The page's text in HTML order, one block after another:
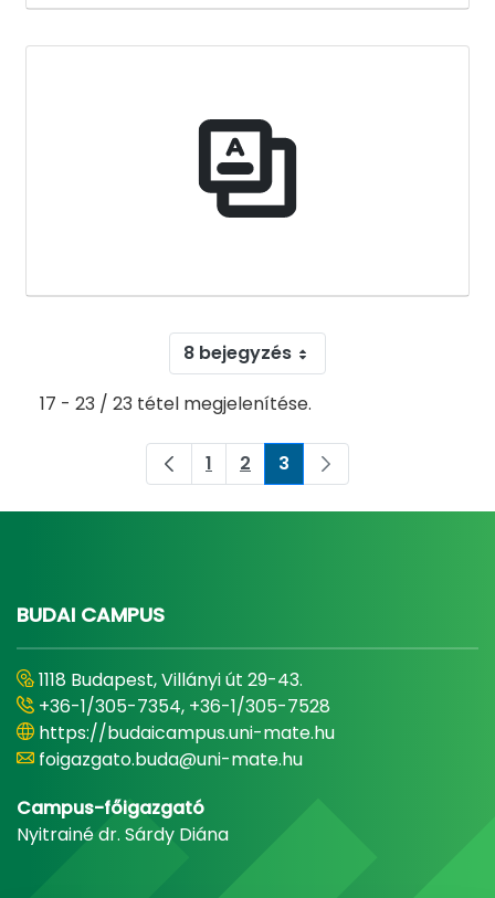
8 bejegyzés
17 - 23 / 23 tétel megjelenítése.
Oldal
1 Oldal
2 Oldal
3
BUDAI CAMPUS
1118 Budapest, Villányi út 29-43.
+36-1/305-7354, +36-1/305-7528
https://budaicampus.uni-mate.hu
foigazgato.buda@uni-mate.hu
Campus-főigazgató
Nyitrainé dr. Sárdy Diána